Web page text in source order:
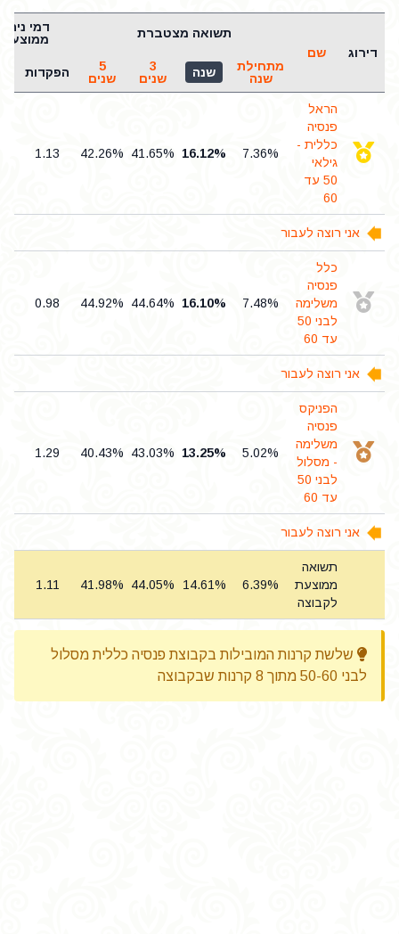
דירוג שם
תשואה מצטברת
דמי
מתחילת
שנה
שנה
3
שנים
5
שנים
הפקדות
הראל
פנסיה
כללית -
גילאי
50 עד
60
7.36%
16.12%
41.65%
42.26%
1.13
אני רוצה לעבור
כלל
פנסיה
משלימה
לבני 50
עד 60
7.48%
16.10%
44.64%
44.92%
0.98
אני רוצה לעבור
הפניקס
פנסיה
משלימה
- מסלול
לבני 50
עד 60
5.02%
13.25%
43.03%
40.43%
1.29
אני רוצה לעבור
תשואה
ממוצעת
לקבוצה
6.39%
14.61%
44.05%
41.98%
1.11
שלשת קרנות המובילות בקבוצת פנסיה כללית מסלול
לבני 50-60 מתוך 8 קרנות שבקבוצה